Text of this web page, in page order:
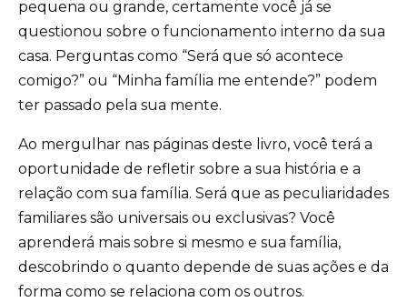
pequena ou grande, certamente você já se
questionou sobre o funcionamento interno da sua
casa. Perguntas como “Será que só acontece
comigo?” ou “Minha família me entende?” podem
ter passado pela sua mente.
Ao mergulhar nas páginas deste livro, você terá a
oportunidade de refletir sobre a sua história e a
relação com sua família. Será que as peculiaridades
familiares são universais ou exclusivas? Você
aprenderá mais sobre si mesmo e sua família,
descobrindo o quanto depende de suas ações e da
forma como se relaciona com os outros.